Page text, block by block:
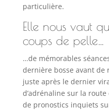
particulière.
Elle nous vaut
coups de pelle…
…de mémorables
dernière bosse avant de
juste après le dernier
d’adrénaline sur la
de pronostics inquiets